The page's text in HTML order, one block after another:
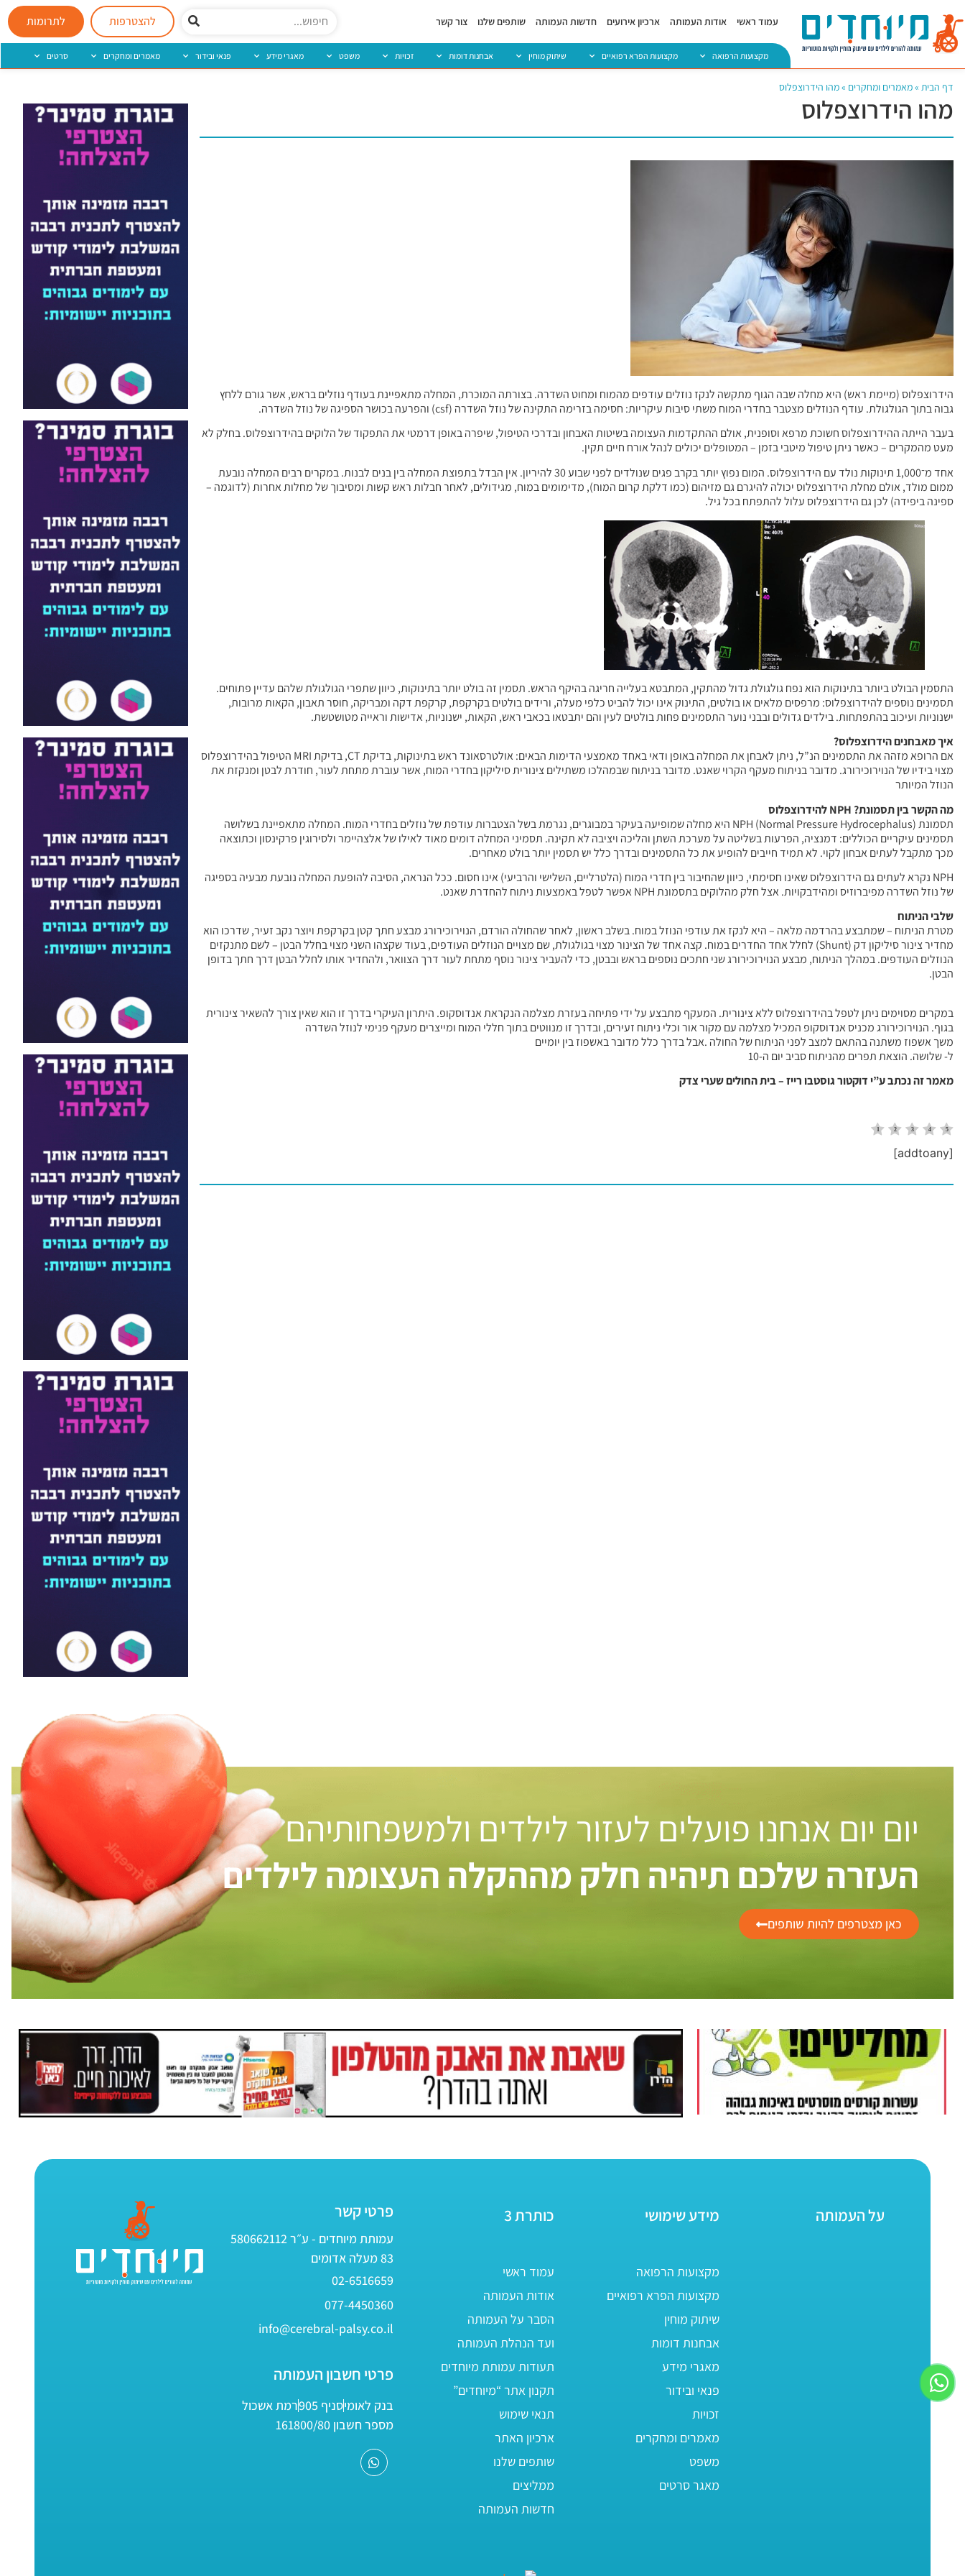
עמוד ראשי אודות העמותה ארכיון אירועים חדשות העמותה שותפים שלנו צור קשר להצטרפות לתרומות
מקצועות הרפואה מקצועות הפרא רפואיים שיתוק מוחין אבחנות דומות זכויות משפט מאגרי מידע פנאי ובידור מאמרים ומחקרים סרטים
דף הבית »מאמרים ומחקרים »מהו הידרוצפלוס
מהו הידרוצפלוס
הידרוצפלוס (מיימת ראש) היא מחלה שבה הגוף מתקשה לנקז נוזלים עודפים מהמוח ומחוט השדרה. בצורתה המוכרת, המחלה מתאפיינת בעודף נוזלים בראש, אשר גורם ללחץ
גבוה בתוך הגולגולת. עודף הנוזלים מצטבר בחדרי המוח משתי סיבות עיקריות: חסימה בזרימה התקינה של נוזל השדרה (csf) והפרעה בכושר הספיגה של נוזל השדרה.
בעבר הייתה ההידרוצפלוס חשוכת מרפא וסופנית, אולם ההתקדמות העצומה בשיטות האבחון ובדרכי הטיפול, שיפרה באופן דרמטי את התפקוד של הלוקים בהידרוצפלוס. בחלק לא
מעט מהמקרים – כאשר ניתן טיפול מיטבי בזמן – המטופלים יכולים לנהל אורח חיים תקין.
אחד מ־1,000 תינוקות נולד עם הידרוצפלוס. המום נפוץ יותר בקרב פגים שנולדים לפני שבוע 30 להיריון. אין הבדל בתפוצת המחלה בין בנים לבנות. במקרים רבים המחלה נובעת
ממום מולד, אולם מחלת הידרוצפלוס יכולה להיגרם גם מזיהום (כמו דלקת קרום המוח), מדימומים במוח, מגידולים, לאחר חבלות ראש קשות ומסיבוך של מחלות אחרות (לדוגמה –
ספינה ביפידה) לכן גם הידרוצפלוס עלול להתפתח בכל גיל.
התסמין הבולט ביותר בתינוקות הוא נפח גולגולת גדול מהתקין, המתבטא בעלייה חריגה בהיקף הראש. תסמין זה בולט יותר בתינוקות, כיוון שתפרי הגולגולת שלהם עדיין פתוחים.
תסמינים נוספים להידרוצפלוס: מרפסים מלאים או בולטים, התינוק אינו יכול להביט כלפי מעלה, ורידים בולטים בקרקפת, קרקפת דקה ומבריקה, חוסר תאבון, הקאות מרובות,
ישנוניות ועיכוב בהתפתחות. בילדים גדולים ובבני נוער התסמינים פחות בולטים לעין והם יתבטאו בכאבי ראש, הקאות, ישנוניות, אדישות וראייה מטושטשת.
איך מאבחנים הידרוצפלוס?
אם הרופא מזהה את התסמינים הנ”ל, ניתן לאבחן את המחלה באופן ודאי באחד מאמצעי הדימות הבאים: אולטרסאונד ראש בתינוקות, בדיקת CT, בדיקת MRI הטיפול בהידרוצפלוס
מצוי בידיו של הנוירוכירורג. מדובר בניתוח מעקף הקרוי שאנט. מדובר בניתוח שבמהלכו משתילים צינורית סיליקון בחדרי המוח, אשר עוברת מתחת לעור, חודרת לבטן ומנקזת את
הנוזל המיותר
מה הקשר בין תסמונת? NPH להידרוצפלוס
תסמונת NPH (Normal Pressure Hydrocephalus) היא מחלה שמופיעה בעיקר במבוגרים, נגרמת בשל הצטברות עודפת של נוזלים בחדרי המוח. המחלה מתאפיינת בשלושה
תסמינים עיקריים הכוללים: דמנציה, הפרעות בשליטה על מערכת השתן והליכה ויציבה לא תקינה. תסמיני המחלה דומים מאוד לאילו של אלצהיימר ולסירוגין פרקינסון וכתוצאה
מכך מתקבל לעתים אבחון לקוי. לא תמיד חייבים להופיע את כל התסמינים ובדרך כלל יש תסמין יותר בולט מאחרים.
NPH נקרא לעתים גם הידרוצפלוס שאינו חסימתי, כיוון שהחיבור בין חדרי המוח (הלטרליים, השלישי והרביעי) אינו חסום. ככל הנראה, הסיבה להופעת המחלה נובעת מבעיה בספיגה
של נוזל השדרה מפיברוזיס ומהידבקויות. אצל חלק מהלוקים בתסמונת NPH אפשר לטפל באמצעות ניתוח להחדרת שאנט.
שלבי הניתוח
מטרת הניתוח – שמתבצע בהרדמה מלאה – היא לנקז את עודפי הנוזל במוח. בשלב ראשון, לאחר שהחולה הורדם, הנוירוכירורג מבצע חתך קטן בקרקפת ויוצר נקב זעיר, שדרכו הוא
מחדיר צינור סיליקון דק (Shunt) לחלל אחד החדרים במוח. קצה אחד של הצינור מצוי בגולגולת, שם מצויים הנוזלים העודפים, בעוד שקצהו השני מצוי בחלל הבטן – לשם מתנקזים
הנוזלים העודפים. במהלך הניתוח, מבצע הנוירוכירורג שני חתכים נוספים בראש ובבטן, כדי להעביר צינור נוסף מתחת לעור דרך הצוואר, ולהחדיר אותו לחלל הבטן דרך חתך בדופן
הבטן.
במקרים מסוימים ניתן לטפל בהידרוצפלוס ללא צינורית. המעקף מתבצע על ידי פתיחה בעזרת מצלמה הנקראת אנדוסקופ. היתרון העיקרי בדרך זו הוא שאין צורך להשאיר צינורית
בגוף. הנוירוכירורג מכניס אנדוסקופ המכיל מצלמה עם מקור אור וכלי ניתוח זעירים, ובדרך זו מנווטים בתוך חללי המוח ומייצרים מעקף פנימי לנוזל השדרה
משך אשפוז משתנה בהתאם למצב לפני הניתוח של החולה .אבל בדרך כלל מדובר באשפוז בין יומיים
ל- שלושה. הוצאת תפרים מהניתוח סביב יום ה-10
מאמר זה נכתב ע”י דוקטור גוסטבו רייז – בית החולים שערי צדק
[addtoany]
יום יום אנחנו פועלים לעזור לילדים ולמשפחותיהם
העזרה שלכם תיהיה חלק מההקלה העצומה לילדים
כאן מצטרפים להיות שותפים
על העמותה מידע שימושי
מקצועות הרפואה
מקצועות הפרא רפואיים
שיתוק מוחין
אבחנות דומות
מאגרי מידע
פנאי ובידור
זכויות
מאמרים ומחקרים
משפט
מאגר סרטים
כותרת 3
עמוד ראשי
אודות העמותה
הסבר על העמותה
ועד הנהלת העמותה
תעודות עמותת מיוחדים
תקנון אתר “מיוחדים”
תנאי שימוש
ארכיון האתר
שותפים שלנו
ממליצים
חדשות העמותה
פרטי קשר
עמותת מיוחדים - ע״ר 580662112
83 מעלה אדומים
02-6516659
077-4450360
info@cerebral-palsy.co.il
פרטי חשבון העמותה
בנק לאומיסניף 905
רמת אשכול
מספר חשבון 161800/80